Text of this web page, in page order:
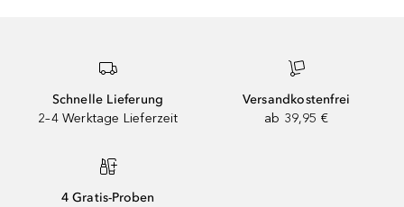
Schnelle Lieferung
2–4 Werktage Lieferzeit
Versandkostenfrei
ab 39,95 €
4 Gratis-Proben